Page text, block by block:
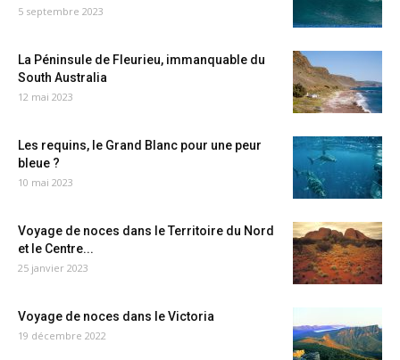
5 septembre 2023
La Péninsule de Fleurieu, immanquable du
South Australia
12 mai 2023
Les requins, le Grand Blanc pour une peur
bleue ?
10 mai 2023
Voyage de noces dans le Territoire du Nord
et le Centre...
25 janvier 2023
Voyage de noces dans le Victoria
19 décembre 2022